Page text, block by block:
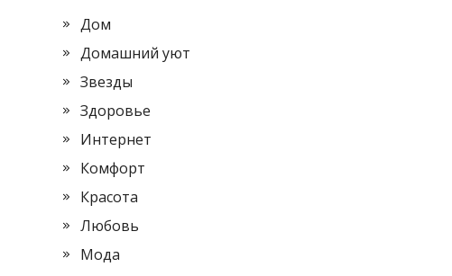
Дом
Домашний уют
Звезды
Здоровье
Интернет
Комфорт
Красота
Любовь
Мода